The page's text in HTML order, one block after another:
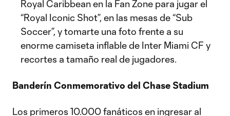
Royal Caribbean en la Fan Zone para jugar el
“Royal Iconic Shot”, en las mesas de “Sub
Soccer”, y tomarte una foto frente a su
enorme camiseta inflable de Inter Miami CF y
recortes a tamaño real de jugadores.
Banderín Conmemorativo del Chase Stadium
Los primeros 10.000 fanáticos en ingresar al